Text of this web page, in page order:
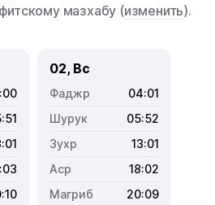
мазхабу (изменить).
02, Вс
04:01
05:52
13:01
18:02
20:09